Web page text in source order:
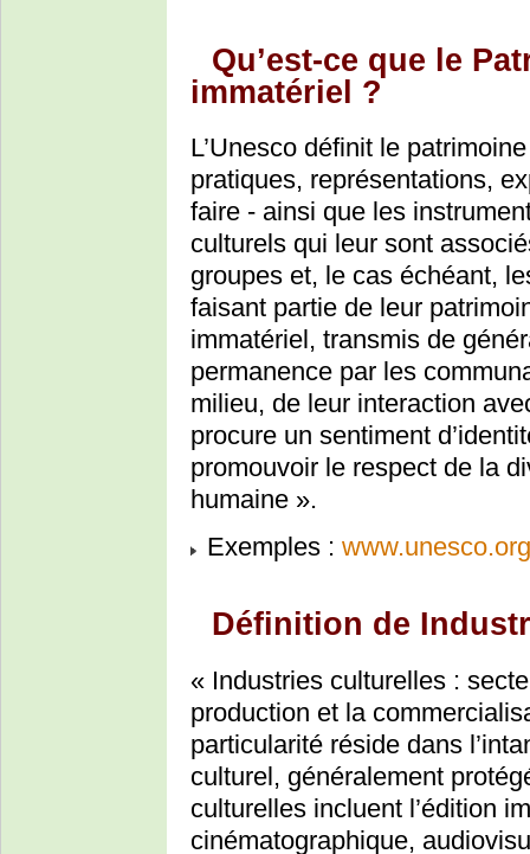
Qu’est-ce que le
immatériel ?
L’Unesco définit le
pratiques, représentations,
faire - ainsi que les
culturels qui leur sont
groupes et, le cas échéant,
faisant partie de leur
immatériel, transmis de
permanence par les
milieu, de leur interaction
procure un sentiment
promouvoir le respect de la
humaine ».
Exemples :
Définition de
« Industries culturelles :
production et la
particularité réside dans
culturel, généralement
culturelles incluent l’édition
cinématographique,